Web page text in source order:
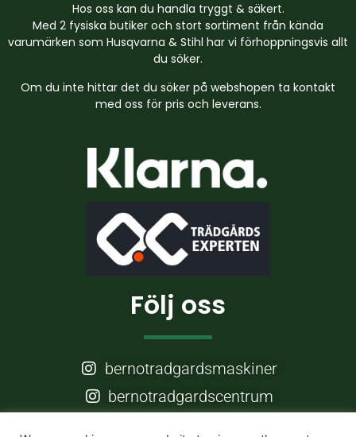
Hos oss kan du handla tryggt & säkert.
Med 2 fysiska butiker och stort sortiment från kända
varumärken som Husqvarna & Stihl har vi förhoppningsvis allt
du söker.
Om du inte hittar det du söker på webshopen ta kontakt
med oss för pris och leverans.
Följ oss
bernotradgardsmaskiner
bernotradgardscentrum